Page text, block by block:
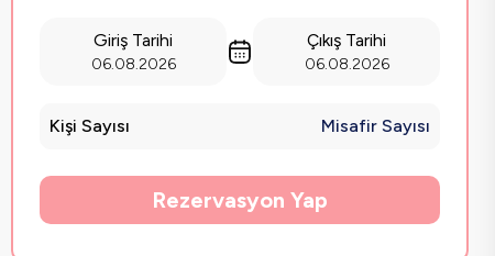
Giriş Tarihi
06.08.2026
Çıkış Tarihi
06.08.2026
Kişi Sayısı Misafir Sayısı
Rezervasyon Yap